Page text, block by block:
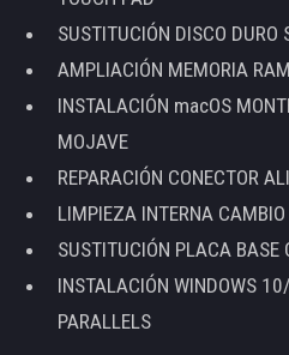
SUSTITUCIÓN DISCO
AMPLIACIÓN MEMORIA RAM
INSTALACIÓN macOS
MOJAVE
REPARACIÓN CONECTOR
LIMPIEZA INTERNA
SUSTITUCIÓN PLACA BASE
INSTALACIÓN WINDOWS
PARALLELS